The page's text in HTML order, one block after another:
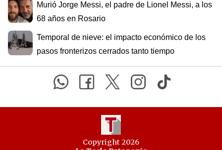
Murió Jorge Messi, el padre de Lionel Messi, a los
68 años en Rosario
Temporal de nieve: el impacto económico de los
pasos fronterizos cerrados tanto tiempo
Copyright 2026